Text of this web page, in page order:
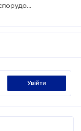
Як діяти, якщо роками користувався спорудою, яка була незареєстрованою - ВП ВС
увійти